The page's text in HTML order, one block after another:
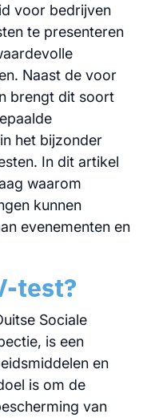
voor bedrijven
te presenteren
Naast de voor
brengt dit soort
het bijzonder
In dit artikel
waarom
kunnen
evenementen en
test?
Sociale
is een
en
is om de
van